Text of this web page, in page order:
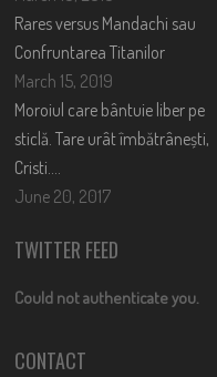
Rares versus Mandachi sau
Confruntarea Titanilor
March 15, 2019
Moroiul care bântuie liber pe
sticlă. Tare urât îmbătrânești,
Cristi….
June 20, 2017
TWITTER FEED
Could not authenticate you.
CONTACT